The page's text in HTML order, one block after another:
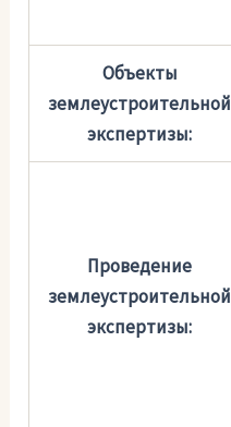
Объекты
землеустроительной
экспертизы:
Проведение
землеустроительной
экспертизы: